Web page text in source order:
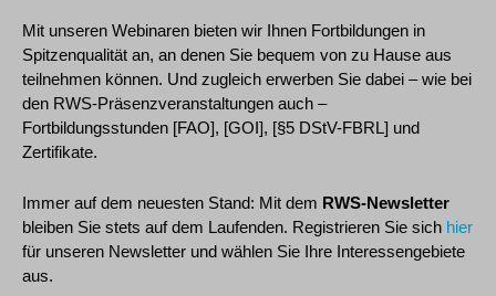
Mit unseren Webinaren bieten wir Ihnen Fortbildungen in
Spitzenqualität an, an denen Sie bequem von zu Hause aus
teilnehmen können. Und zugleich erwerben Sie dabei – wie bei
den RWS-Präsenzveranstaltungen auch –
Fortbildungsstunden [FAO], [GOI], [§5 DStV-FBRL] und
Zertifikate.
Immer auf dem neuesten Stand: Mit dem RWS-Newsletter
bleiben Sie stets auf dem Laufenden. Registrieren Sie sich hier
für unseren Newsletter und wählen Sie Ihre Interessengebiete
aus.